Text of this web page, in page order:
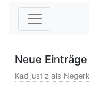
Neue Einträge
Kadijustiz als